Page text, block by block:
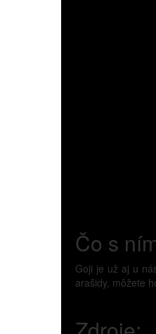
Čo s
Goji je už aj u
arašidy, môžete